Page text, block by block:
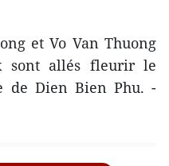
et Vo Van Thuong
sont allés fleurir le
de Dien Bien Phu. -